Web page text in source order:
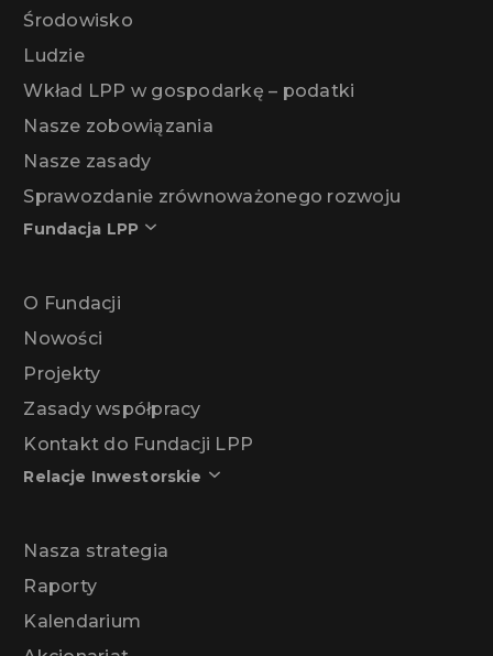
Środowisko
Ludzie
Wkład LPP w gospodarkę – podatki
Nasze zobowiązania
Nasze zasady
Sprawozdanie zrównoważonego rozwoju
Fundacja LPP
O Fundacji
Nowości
Projekty
Zasady współpracy
Kontakt do Fundacji LPP
Relacje Inwestorskie
Nasza strategia
Raporty
Kalendarium